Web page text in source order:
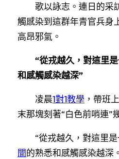
歌以詠志。連日的采
觸感染到這群年青官兵身
高昂邪氣。
“從戎越久，對這里
和感觸感染越深”
凌晨1對1教學 ，帶班
末那塊刻著“白色前哨連”
“從戎越久，對這里
間的熟悉和感觸感染越深